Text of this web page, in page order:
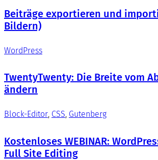
Beiträge exportieren und
Bildern)
WordPress
TwentyTwenty: Die Breite vom
ändern
Block-Editor, CSS, Gutenberg
Kostenloses WEBINAR:
Full Site Editing